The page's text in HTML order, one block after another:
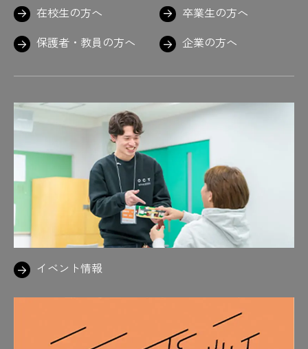
在校生の方へ
卒業生の方へ
保護者・教員の方へ
企業の方へ
イベント情報